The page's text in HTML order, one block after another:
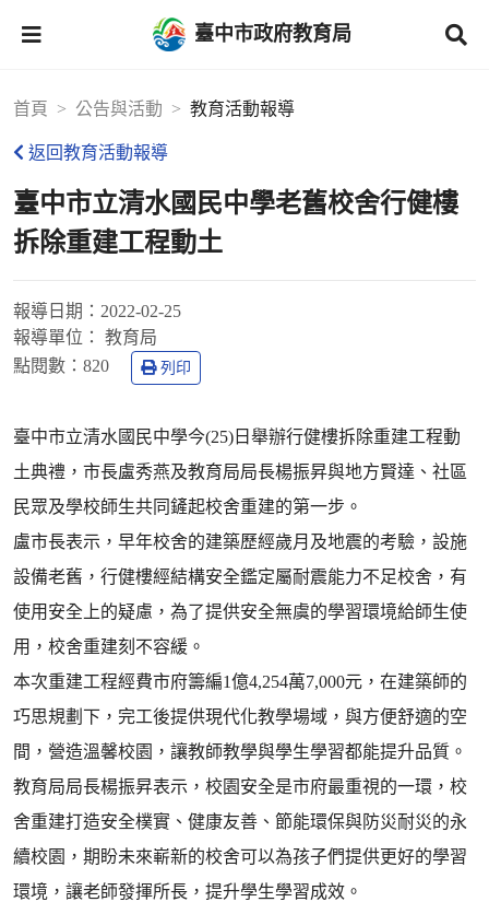
臺中市政府教育局
首頁 公告與活動 教育活動報導
返回教育活動報導
臺中市立清水國民中學老舊校舍行健樓
拆除重建工程動土
報導日期： 2022-02-25
報導單位：
教育局
點閱數： 820 列印
臺中市立清水國民中學今(25)日舉辦行健樓拆除重建工程動
土典禮，市長盧秀燕及教育局局長楊振昇與地方賢達、社區
民眾及學校師生共同鏟起校舍重建的第一步。
盧市長表示，早年校舍的建築歷經歲月及地震的考驗，設施
設備老舊，行健樓經結構安全鑑定屬耐震能力不足校舍，有
使用安全上的疑慮，為了提供安全無虞的學習環境給師生使
用，校舍重建刻不容緩。
本次重建工程經費市府籌編1億4,254萬7,000元，在建築師的
巧思規劃下，完工後提供現代化教學場域，與方便舒適的空
間，營造溫馨校園，讓教師教學與學生學習都能提升品質。
教育局局長楊振昇表示，校園安全是市府最重視的一環，校
舍重建打造安全樸實、健康友善、節能環保與防災耐災的永
續校園，期盼未來嶄新的校舍可以為孩子們提供更好的學習
環境，讓老師發揮所長，提升學生學習成效。